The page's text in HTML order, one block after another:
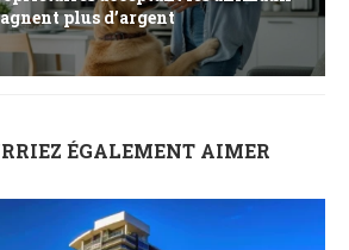
plus d’argent
ÉGALEMENT AIMER